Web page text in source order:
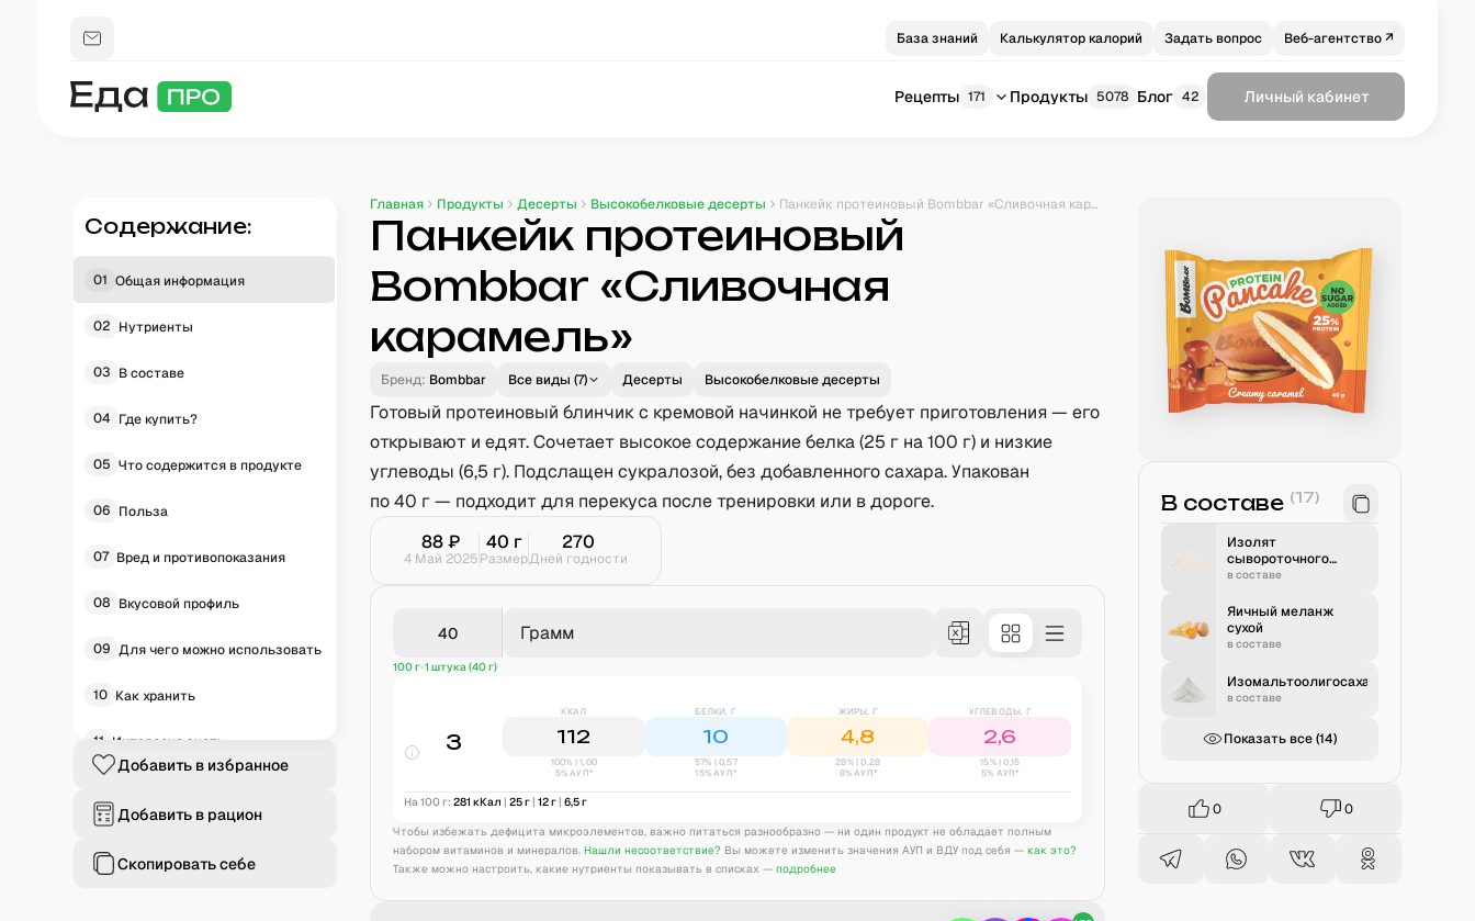
База знаний Калькулятор калорий Задать вопрос Веб-агентство ↗
Рецепты 171 Продукты 5078 Блог 42 Личный кабинет
Содержание:
01 Общая информация
02 Нутриенты
03 В составе
04 Где купить?
05 Что содержится в продукте
06 Польза
07 Вред и противопоказания
08 Вкусовой профиль
09 Для чего можно использовать
10 Как хранить
11 Интересно знать
Добавить в избранное
Добавить в рацион
Скопировать себе
Главная Продукты Десерты Высокобелковые десерты Панкейк протеиновый Bombbar «Сливочная карамель»
Панкейк протеиновый
Bombbar «Сливочная
карамель»
Бренд: Bombbar Все виды (7) Десерты Высокобелковые десерты
Готовый протеиновый блинчик с кремовой начинкой не требует приготовления — его
открывают и едят. Сочетает высокое содержание белка (25 г на 100 г) и низкие
углеводы (6,5 г). Подслащен сукралозой, без добавленного сахара. Упакован
по 40 г — подходит для перекуса после тренировки или в дороге.
88₽
4 Май 2025
40 г
Размер
270
Дней годности
Грамм
100 г 1 штука (40 г)
3
ККАЛ
112
100% | 1,00
5% АУП*
БЕЛКИ, Г
10
57% | 0,57
15% АУП*
ЖИРЫ, Г
4,8
28% |0,28
8% АУП*
УГЛЕВОДЫ, Г
2,6
15% |0,15
5% АУП*
На 100 г: 281 кКал | 25г | 12г | 6,5г
Чтобы избежать дефицита микроэлементов, важно питаться разнообразно — ни один продукт не обладает полным
набором витаминов и минералов. Нашли несоответствие? Вы можете изменить значения АУП и ВДУ под себя — как это?
Также можно настроить, какие нутриенты показывать в списках — подробнее
В составе (17)
Изолят
сывороточного
белка
в составе
Яичный меланж
сухой
в составе
Изомальтоолигосахарид
в составе
Показать все (14)
0 0